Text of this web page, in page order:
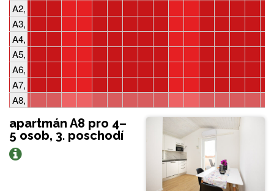
A2, 2-5 osob, 1 ložnice
A3, 2-4 osoby, 1 ložnice
A4, 4-5 osob, 2 ložnice
A5, 2-5 osob, 1 ložnice
A6, 2-5 osob, 1 ložnice
A7, 2-4 osoby, 1 ložnice
A8, 4-5 osob, 2 ložnice
apartmán A8 pro 4–
5 osob, 3. poschodí